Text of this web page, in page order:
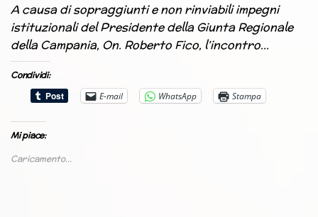
A causa di sopraggiunti e non rinviabili impegni
istituzionali del Presidente della Giunta Regionale
della Campania, On. Roberto Fico, l’incontro…
Condividi:
E-mail
WhatsApp Stampa
Mi piace:
Caricamento...